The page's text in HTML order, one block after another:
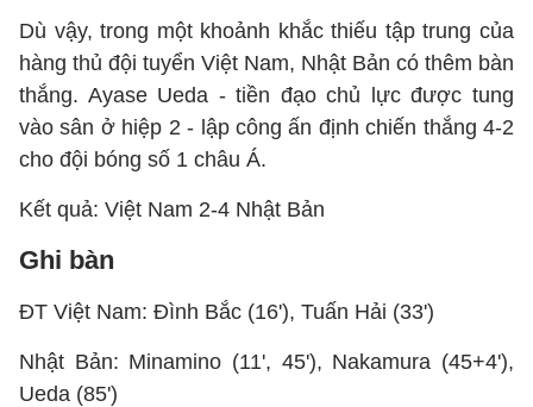
Dù vậy, trong một khoảnh khắc thiếu tập trung của
hàng thủ đội tuyển Việt Nam, Nhật Bản có thêm bàn
thắng. Ayase Ueda - tiền đạo chủ lực được tung
vào sân ở hiệp 2 - lập công ấn định chiến thắng 4-2
cho đội bóng số 1 châu Á.
Kết quả: Việt Nam 2-4 Nhật Bản
Ghi bàn
ĐT Việt Nam: Đình Bắc (16'), Tuấn Hải (33')
Nhật Bản: Minamino (11', 45'), Nakamura (45+4'),
Ueda (85')